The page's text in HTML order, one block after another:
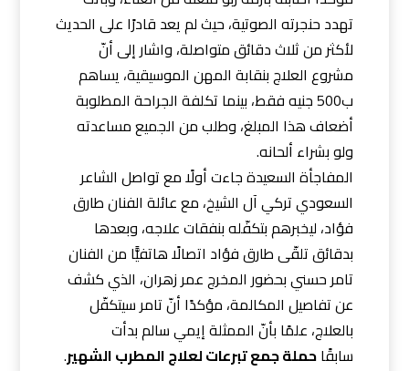
تهدد حنجرته الصوتية، حيث لم يعد قادرًا على الحديث
لأكثر من ثلاث دقائق متواصلة، واشار إلى أنّ
مشروع العلاج بنقابة المهن الموسيقية، يساهم
ب500 جنيه فقط، بينما تكلفة الجراحة المطلوبة
أضعاف هذا المبلغ، وطلب من الجميع مساعدته
ولو بشراء ألحانه.
المفاجأة السعيدة جاءت أولًا مع تواصل الشاعر
السعودي تركي آل الشيخ، مع عائلة الفنان طارق
فؤاد، ليخبرهم بتكفّله بنفقات علاجه، وبعدها
بدقائق تلقّى طارق فؤاد اتصالًا هاتفيًّا من الفنان
تامر حسني بحضور المخرج عمر زهران، الذي كشف
عن تفاصيل المكالمة، مؤكدًا أنّ تامر سيتكفّل
بالعلاج، علمًا بأنّ الممثلة إيمي سالم بدأت
سابقًاحملة جمع تبرعات لعلاج المطرب الشهير.